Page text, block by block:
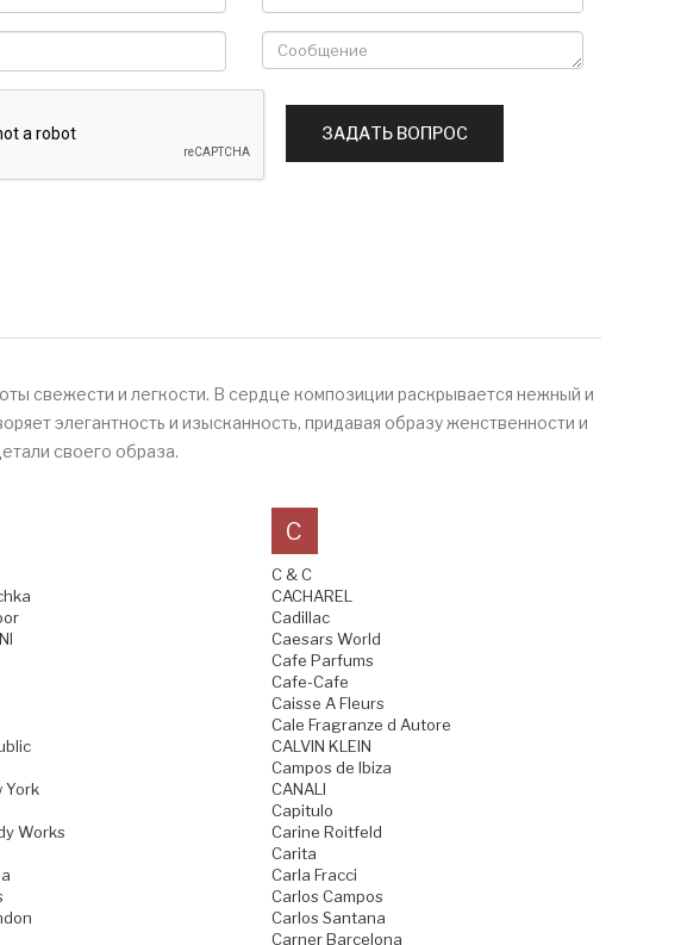
свежести и легкости. В сердце композиции раскрывается нежный и
элегантность и изысканность, придавая образу женственности и
своего образа.
York
Works
C
C & C
CACHAREL
Cadillac
Caesars World
Cafe Parfums
Cafe-Cafe
Caisse A Fleurs
Cale Fragranze d Autore
CALVIN KLEIN
Campos de Ibiza
CANALI
Capitulo
Carine Roitfeld
Carita
Carla Fracci
Carlos Campos
Carlos Santana
Carner Barcelona